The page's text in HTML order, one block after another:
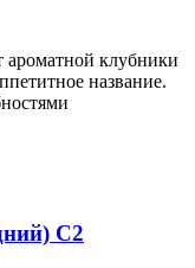
ароматной клубники
название.
С2